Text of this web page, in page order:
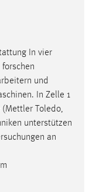
In vier
und
In Zelle 1
Toledo,
unterstützen
an